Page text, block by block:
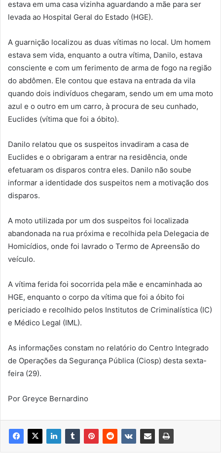
estava em uma casa vizinha aguardando a mãe para ser
levada ao Hospital Geral do Estado (HGE).
A guarnição localizou as duas vítimas no local. Um homem
estava sem vida, enquanto a outra vítima, Danilo, estava
consciente e com um ferimento de arma de fogo na região
do abdômen. Ele contou que estava na entrada da vila
quando dois indivíduos chegaram, sendo um em uma moto
azul e o outro em um carro, à procura de seu cunhado,
Euclides (vítima que foi a óbito).
Danilo relatou que os suspeitos invadiram a casa de
Euclides e o obrigaram a entrar na residência, onde
efetuaram os disparos contra eles. Danilo não soube
informar a identidade dos suspeitos nem a motivação dos
disparos.
A moto utilizada por um dos suspeitos foi localizada
abandonada na rua próxima e recolhida pela Delegacia de
Homicídios, onde foi lavrado o Termo de Apreensão do
veículo.
A vítima ferida foi socorrida pela mãe e encaminhada ao
HGE, enquanto o corpo da vítima que foi a óbito foi
periciado e recolhido pelos Institutos de Criminalística (IC)
e Médico Legal (IML).
As informações constam no relatório do Centro Integrado
de Operações da Segurança Pública (Ciosp) desta sexta-
feira (29).
Por Greyce Bernardino